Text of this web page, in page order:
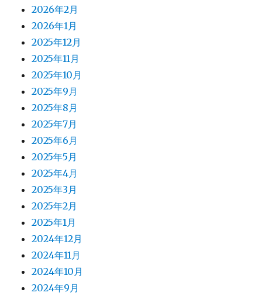
2026年2月
2026年1月
2025年12月
2025年11月
2025年10月
2025年9月
2025年8月
2025年7月
2025年6月
2025年5月
2025年4月
2025年3月
2025年2月
2025年1月
2024年12月
2024年11月
2024年10月
2024年9月